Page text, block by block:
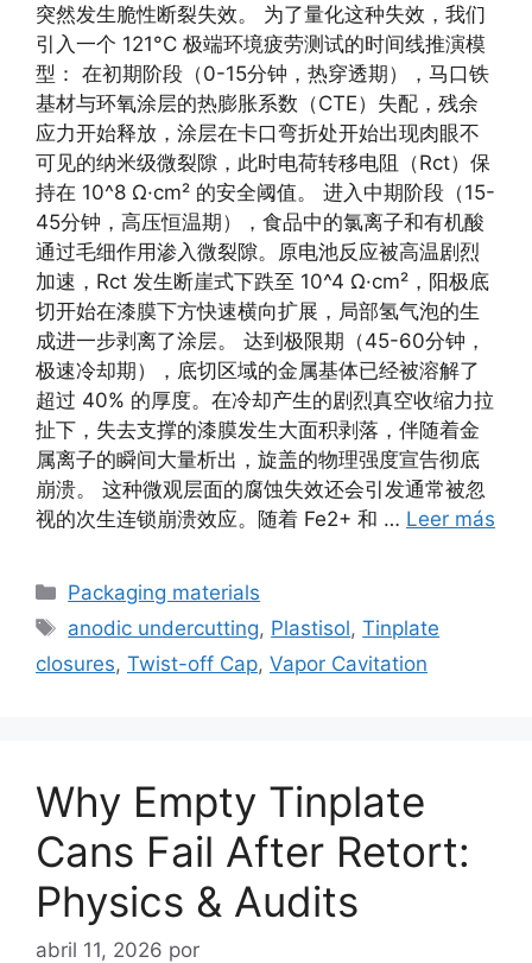
突然发生脆性断裂失效。 为了量化这种失效，我们
引入一个 121°C 极端环境疲劳测试的时间线推演模
型： 在初期阶段（0-15分钟，热穿透期），马口铁
基材与环氧涂层的热膨胀系数（CTE）失配，残余
应力开始释放，涂层在卡口弯折处开始出现肉眼不
可见的纳米级微裂隙，此时电荷转移电阻（Rct）保
持在 10^8 Ω·cm² 的安全阈值。 进入中期阶段（15-
45分钟，高压恒温期），食品中的氯离子和有机酸
通过毛细作用渗入微裂隙。原电池反应被高温剧烈
加速，Rct 发生断崖式下跌至 10^4 Ω·cm²，阳极底
切开始在漆膜下方快速横向扩展，局部氢气泡的生
成进一步剥离了涂层。 达到极限期（45-60分钟，
极速冷却期），底切区域的金属基体已经被溶解了
超过 40% 的厚度。在冷却产生的剧烈真空收缩力拉
扯下，失去支撑的漆膜发生大面积剥落，伴随着金
属离子的瞬间大量析出，旋盖的物理强度宣告彻底
崩溃。 这种微观层面的腐蚀失效还会引发通常被忽
视的次生连锁崩溃效应。随着 Fe2+ 和 … Leer más
Categorías
Packaging materials
Etiquetas
anodic undercutting, Plastisol,Tinplate
closures, Twist-off Cap, Vapor Cavitation
Why Empty Tinplate
Cans Fail After Retort:
Physics & Audits
abril 11, 2026 por